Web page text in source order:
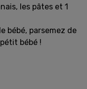
les pâtes et 1
bébé, parsemez de
bébé !